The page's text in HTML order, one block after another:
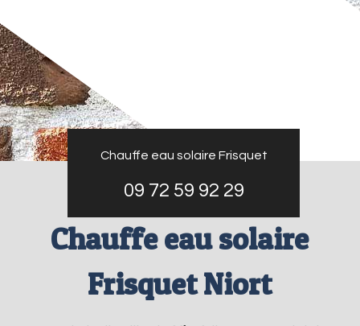
Chauffe eau solaire Frisquet
09 72 59 92 29
Chauffe eau solaire
Frisquet Niort